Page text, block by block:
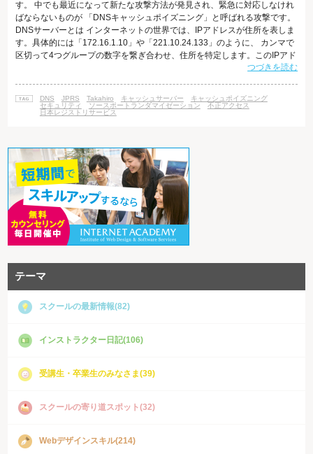
す。 中でも最近になって新たな攻撃方法が発見され、緊急に対応しなけれ
ばならないものが 「DNSキャッシュポイズニング」と呼ばれる攻撃です。
DNSサーバーとは インターネットの世界では、IPアドレスが住所を表しま
す。具体的には「172.16.1.10」や「221.10.24.133」のように、 カンマで
区切って4つグループの数字を繋ぎ合わせ、住所を特定します。このIPアド
レスが不明であれば、当然パケットを 相手先に届けることはできません。
よね。 しかし、私たちは数字で住所を管理するのは苦手であり、わかりや
すい文字列にして管理しやすくしたものが ドメインネー
つづきを読む
DNS JPRS Takahiro キャッシュサーバー
キャッシュポイズニング
セキュリティ
ソースポートランダマイゼーション
不正アクセス
日本レジストリサービス
テーマ
スクールの最新情報(82)
インストラクター日記(106)
受講生・卒業生のみなさま(39)
スクールの寄り道スポット(32)
Webデザインスキル(214)